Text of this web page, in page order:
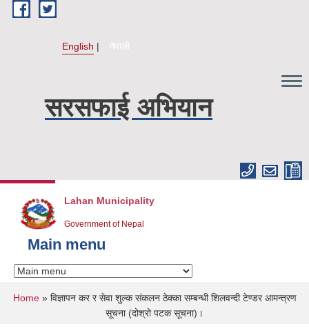
Skip to main content
English नेपाली
सरसफाई अभियान
Lahan Municipality
Government of Nepal
Main menu
You are here
Home» विज्ञापन कर र सेवा शुल्क संकलन ठेक्का सम्बन्धी शिलवन्दी टेण्डर आमन्त्रण
सूचना (दोश्रो पटक सूचना)।